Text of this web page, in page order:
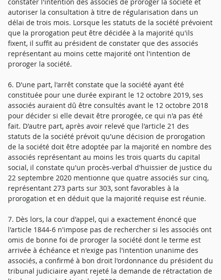
autoriser la consultation à titre de régularisation dans un
délai de trois mois. Lorsque les statuts de la société prévoient
que la prorogation peut être décidée à la majorité qu'ils
fixent, il suffit au président de constater que des associés
représentant au moins cette majorité ont l'intention de
proroger la société.
6. D'une part, l'arrêt constate que la société ayant été
constituée pour une durée expirant le 12 octobre 2019, ses
associés auraient dû être consultés avant le 12 octobre 2018
pour décider si elle devait être prorogée, ce qui n'a pas été
fait. D'autre part, après avoir relevé que l'article 21 des
statuts de la société prévoit qu'une décision de prorogation
de la société doit être adoptée par la majorité en nombre des
associés représentant au moins les trois quarts du capital
social, il constate qu'un procès-verbal d'huissier de justice du
22 septembre 2020 mentionne que quatre associés sur cinq,
représentant 273 parts sur 303, sont favorables à la
prorogation et en déduit que la majorité requise est réunie.
7. Dès lors, la cour d'appel, qui a exactement énoncé que
l'article 1844-6 n'impose pas de rechercher si les associés ont
omis de bonne foi de proroger la société dont le terme est
arrivée à échéance et n'exige pas l'intention unanime des
associés, a confirmé à bon droit l'ordonnance du président du
tribunal judiciaire ayant rejeté la demande de rétractation de